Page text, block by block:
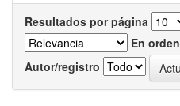
Resultados por página
En orden
Autor/registro